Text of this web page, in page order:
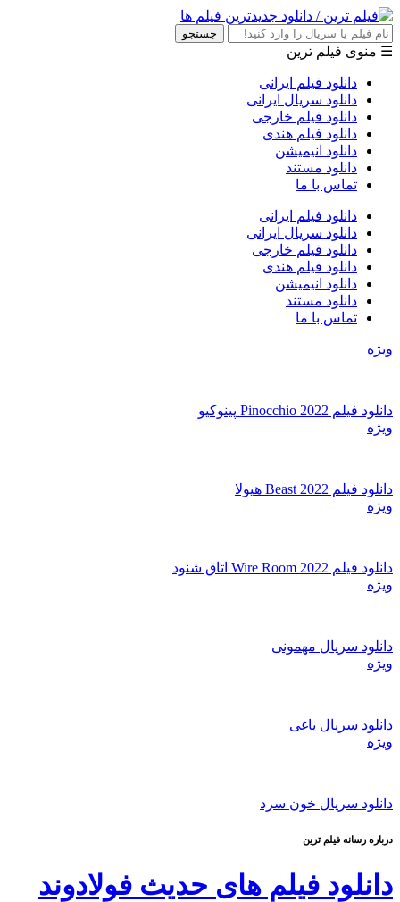
جستجو
☰ منوی فیلم ترین
دانلود فیلم ایرانی
دانلود سریال ایرانی
دانلود فیلم خارجی
دانلود فیلم هندی
دانلود انیمیشن
دانلود مستند
تماس با ما
دانلود فیلم ایرانی
دانلود سریال ایرانی
دانلود فیلم خارجی
دانلود فیلم هندی
دانلود انیمیشن
دانلود مستند
تماس با ما
ویژه
دانلود فیلم Pinocchio 2022 پینوکیو
ویژه
دانلود فیلم Beast 2022 هیولا
ویژه
دانلود فیلم Wire Room 2022 اتاق شنود
ویژه
دانلود سریال مهمونی
ویژه
دانلود سریال یاغی
ویژه
دانلود سریال خون سرد
درباره رسانه فیلم ترین
دانلود فیلم های حدیث فولادوند